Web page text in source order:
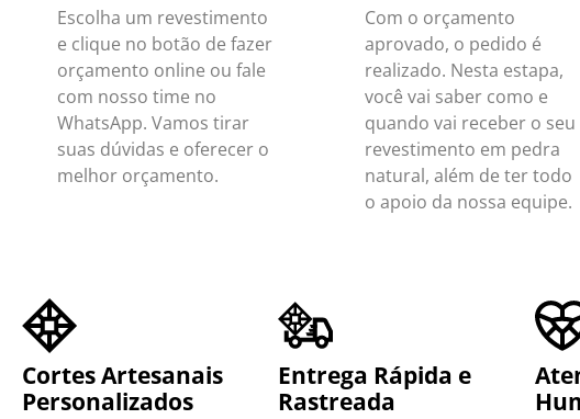
Escolha um revestimento
e clique no botão de fazer
orçamento online ou fale
com nosso time no
WhatsApp. Vamos tirar
suas dúvidas e oferecer o
melhor orçamento.​
Com o orçamento
aprovado, o pedido é
realizado. Nesta estapa,
você vai saber como e
quando vai receber o seu
revestimento em pedra
natural, além de ter todo
o apoio da nossa equipe.
Cortes Artesanais
Personalizados​
Entrega Rápida e
Rastreada